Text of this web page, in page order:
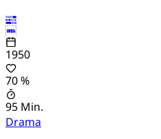
1950
70 %
95 Min.
Drama